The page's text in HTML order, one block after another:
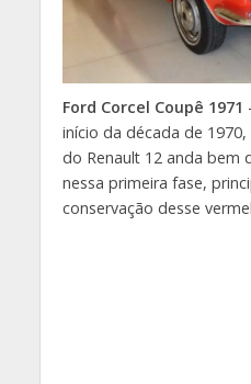
Ford Corcel Coupê 1971
início da década de
do Renault 12 anda bem
nessa primeira fase,
conservação desse